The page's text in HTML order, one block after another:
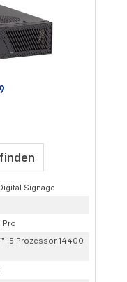
Signage
Pro
i5 Prozessor 14400